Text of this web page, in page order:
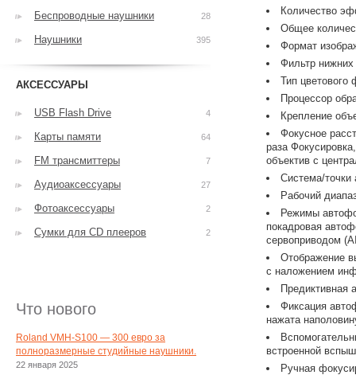
Количество
Общее
Формат
Фильтр
Тип цветового
Процессор
Крепление
Фокусное
раза
объектив с
Система/точки
Рабочий
Режимы
покадровая
сервоприводом
Отображение
с наложением
Предиктивная
Фиксация
нажата
встроенной
Ручная
Беспроводные наушники 28
Наушники 395
АКСЕССУАРЫ
USB Flash Drive 4
Карты памяти 64
FM трансмиттеры 7
Аудиоаксессуары 27
Фотоаксессуары 2
Сумки для CD плееров 2
Что нового
Roland VMH-S100 — 300 евро за
полноразмерные студийные наушники.
22 января 2025